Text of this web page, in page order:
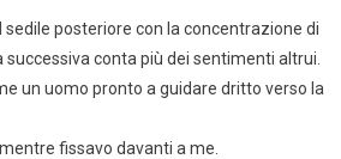
sedile posteriore con la concentrazione di
successiva conta più dei sentimenti altrui.
un uomo pronto a guidare dritto verso la
fissavo davanti a me.